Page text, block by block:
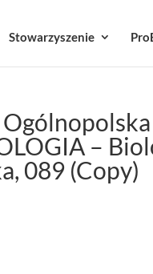
Stowarzyszenie
–
089 (Copy)